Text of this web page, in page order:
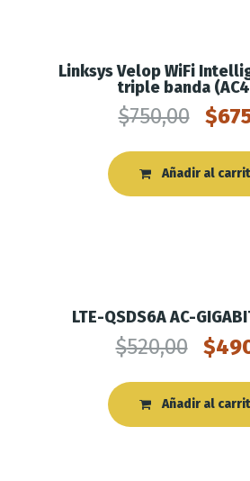
Linksys Velop WiFi
triple banda
$750,00 $
Añadir al
LTE-QSDS6A AC-
$520,00 $
Añadir al